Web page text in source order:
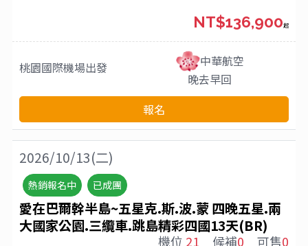
桃園國際機場出發
中華航空
晚去早回
NT$136,900起
報名
2026/10/13(二)
熱銷報名中 已成團
愛在巴爾幹半島~五星克.斯.波.蒙 四晚五星.兩
大國家公園.三纜車.跳島精彩四國13天(BR)
機位 21 候補0 可售0